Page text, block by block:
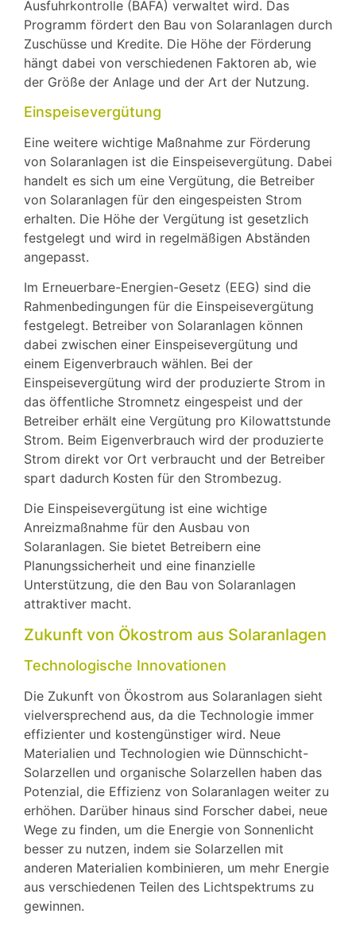
Ausfuhrkontrolle (BAFA) verwaltet wird. Das
Programm fördert den Bau von Solaranlagen durch
Zuschüsse und Kredite. Die Höhe der Förderung
hängt dabei von verschiedenen Faktoren ab, wie
der Größe der Anlage und der Art der Nutzung.
Einspeisevergütung
Eine weitere wichtige Maßnahme zur Förderung
von Solaranlagen ist die Einspeisevergütung. Dabei
handelt es sich um eine Vergütung, die Betreiber
von Solaranlagen für den eingespeisten Strom
erhalten. Die Höhe der Vergütung ist gesetzlich
festgelegt und wird in regelmäßigen Abständen
angepasst.
Im Erneuerbare-Energien-Gesetz (EEG) sind die
Rahmenbedingungen für die Einspeisevergütung
festgelegt. Betreiber von Solaranlagen können
dabei zwischen einer Einspeisevergütung und
einem Eigenverbrauch wählen. Bei der
Einspeisevergütung wird der produzierte Strom in
das öffentliche Stromnetz eingespeist und der
Betreiber erhält eine Vergütung pro Kilowattstunde
Strom. Beim Eigenverbrauch wird der produzierte
Strom direkt vor Ort verbraucht und der Betreiber
spart dadurch Kosten für den Strombezug.
Die Einspeisevergütung ist eine wichtige
Anreizmaßnahme für den Ausbau von
Solaranlagen. Sie bietet Betreibern eine
Planungssicherheit und eine finanzielle
Unterstützung, die den Bau von Solaranlagen
attraktiver macht.
Zukunft von Ökostrom aus Solaranlagen
Technologische Innovationen
Die Zukunft von Ökostrom aus Solaranlagen sieht
vielversprechend aus, da die Technologie immer
effizienter und kostengünstiger wird. Neue
Materialien und Technologien wie Dünnschicht-
Solarzellen und organische Solarzellen haben das
Potenzial, die Effizienz von Solaranlagen weiter zu
erhöhen. Darüber hinaus sind Forscher dabei, neue
Wege zu finden, um die Energie von Sonnenlicht
besser zu nutzen, indem sie Solarzellen mit
anderen Materialien kombinieren, um mehr Energie
aus verschiedenen Teilen des Lichtspektrums zu
gewinnen.